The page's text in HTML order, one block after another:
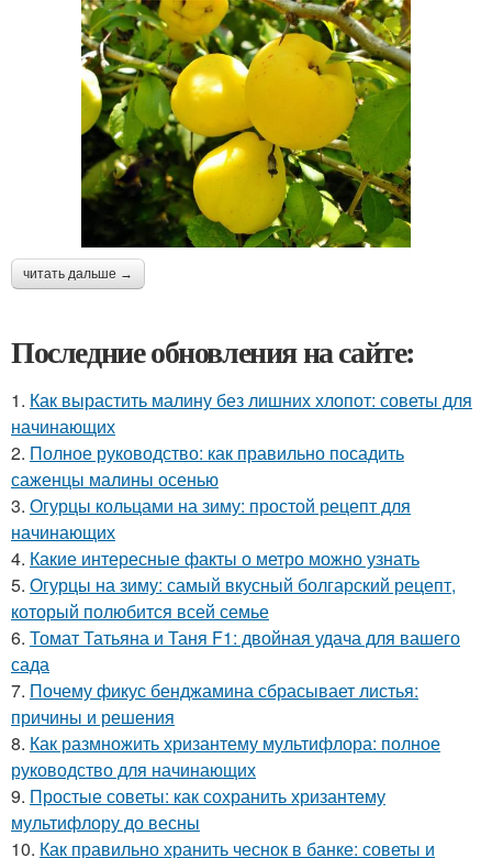
читать дальше →
Последние обновления на сайте:
1. Как вырастить малину без лишних хлопот: советы для
начинающих
2. Полное руководство: как правильно посадить
саженцы малины осенью
3. Огурцы кольцами на зиму: простой рецепт для
начинающих
4. Какие интересные факты о метро можно узнать
5. Огурцы на зиму: самый вкусный болгарский рецепт,
который полюбится всей семье
6. Томат Татьяна и Таня F1: двойная удача для вашего
сада
7. Почему фикус бенджамина сбрасывает листья:
причины и решения
8. Как размножить хризантему мультифлора: полное
руководство для начинающих
9. Простые советы: как сохранить хризантему
мультифлору до весны
10. Как правильно хранить чеснок в банке: советы и